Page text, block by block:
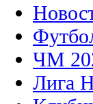
ЧМ
Лига